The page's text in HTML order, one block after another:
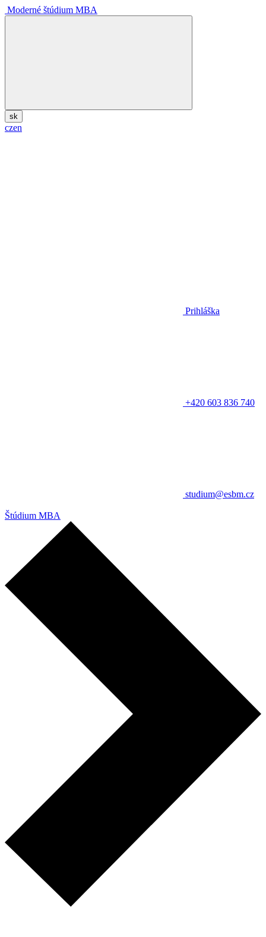
Moderné štúdium MBA
sk
czen
Prihláška
+420 603 836 740
studium@esbm.cz
Štúdium MBA